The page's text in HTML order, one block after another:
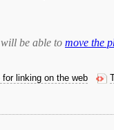
be able to move the
for linking on the web